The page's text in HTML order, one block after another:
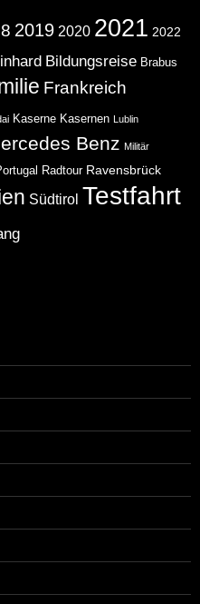
2019 2020 2021 2022
Bildungsreise Brabus
Frankreich
Kaserne Kasernen Lublin
Benz Militär
Radtour Ravensbrück
Südtirol Testfahrt